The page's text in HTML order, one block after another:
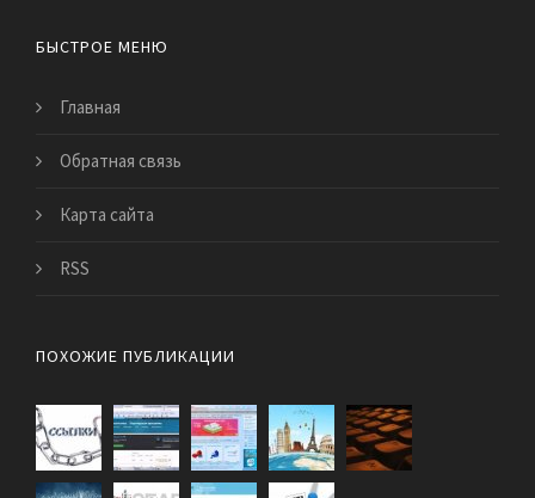
БЫСТРОЕ МЕНЮ
Главная
Обратная связь
Карта сайта
RSS
ПОХОЖИЕ ПУБЛИКАЦИИ